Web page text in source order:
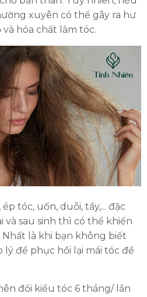
xuyên có thể gây ra hư
hóa chất làm tóc.
tóc, uốn, duỗi, tẩy,... đặc
và sau sinh thì có thể khiến
là khi bạn không biết
lý để phục hồi lại mái tóc để
đổi kiểu tóc 6 tháng/ lần